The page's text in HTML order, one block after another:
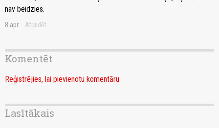
nav beidzies.
8.apr Atbildēt
Komentēt
Reģistrējies, lai pievienotu komentāru
Lasītākais